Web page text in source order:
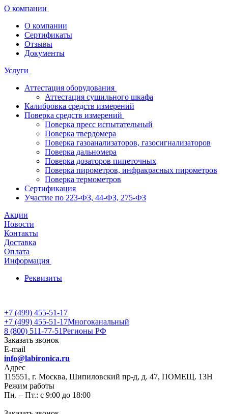
О компании
О компании
Сертификаты
Отзывы
Документы
Услуги
Аттестация оборудования
Аттестация сушильного шкафа
Калибровка средств измерений
Поверка средств измерений
Поверка пресс испытательный
Поверка твердомера
Поверка газоанализаторов, газосигнализаторов
Поверка дальномера
Поверка дозаторов пипеточных
Поверка пирометров, инфракрасных пирометров
Поверка термометров
Сертификация
Участие по 223-ФЗ, 44-ФЗ, 275-ФЗ
Акции
Новости
Контакты
Доставка
Оплата
Информация
Реквизиты
+7 (499) 455-51-17
+7 (499) 455-51-17Многоканальный
8 (800) 511-77-51Регионы РФ
Заказать звонок
E-mail
info@labironica.ru
Адрес
115551, г. Москва, Шипиловский пр-д, д. 47, ПОМЕЩ. 13Н
Режим работы
Пн. – Пт.: с 9:00 до 18:00